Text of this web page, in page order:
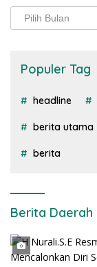
Arsip
Populer Tag
headline
berita utama
berita
Berita Daerah